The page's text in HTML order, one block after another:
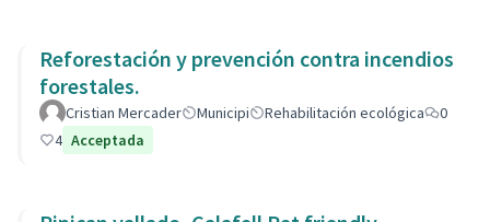
Reforestación y prevención contra incendios
forestales.
Cristian Mercader Municipi Rehabilitación ecológica
0
4 Acceptada